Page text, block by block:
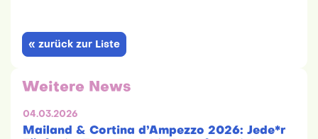
« zurück zur Liste
Weitere News
04.03.2026
Mailand & Cortina d’Ampezzo 2026: Jede*r